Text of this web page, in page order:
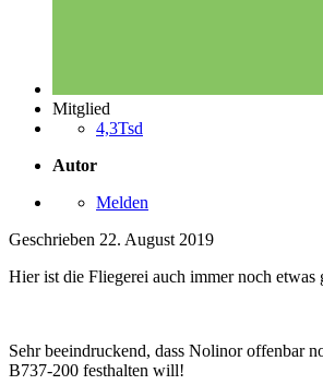
Mitglied
4,3Tsd
Autor
Melden
Geschrieben 22. August 2019
Hier ist die Fliegerei auch immer noch etwas
Sehr beeindruckend, dass Nolinor offenbar
B737-200 festhalten will!